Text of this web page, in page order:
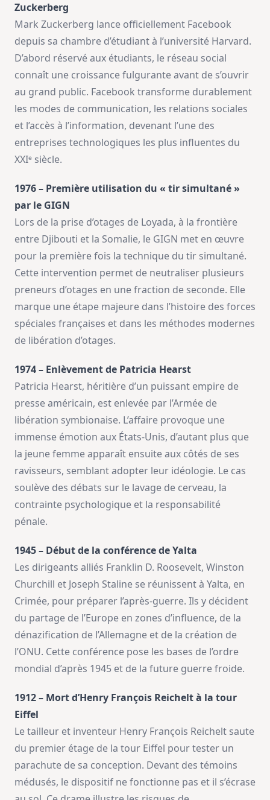
Zuckerberg
Mark Zuckerberg lance officiellement Facebook
depuis sa chambre d’étudiant à l’université Harvard.
D’abord réservé aux étudiants, le réseau social
connaît une croissance fulgurante avant de s’ouvrir
au grand public. Facebook transforme durablement
les modes de communication, les relations sociales
et l’accès à l’information, devenant l’une des
entreprises technologiques les plus influentes du
XXIᵉ siècle.
1976 – Première utilisation du « tir simultané »
par le GIGN
Lors de la prise d’otages de Loyada, à la frontière
entre Djibouti et la Somalie, le GIGN met en œuvre
pour la première fois la technique du tir simultané.
Cette intervention permet de neutraliser plusieurs
preneurs d’otages en une fraction de seconde. Elle
marque une étape majeure dans l’histoire des forces
spéciales françaises et dans les méthodes modernes
de libération d’otages.
1974 – Enlèvement de Patricia Hearst
Patricia Hearst, héritière d’un puissant empire de
presse américain, est enlevée par l’Armée de
libération symbionaise. L’affaire provoque une
immense émotion aux États-Unis, d’autant plus que
la jeune femme apparaît ensuite aux côtés de ses
ravisseurs, semblant adopter leur idéologie. Le cas
soulève des débats sur le lavage de cerveau, la
contrainte psychologique et la responsabilité
pénale.
1945 – Début de la conférence de Yalta
Les dirigeants alliés Franklin D. Roosevelt, Winston
Churchill et Joseph Staline se réunissent à Yalta, en
Crimée, pour préparer l’après-guerre. Ils y décident
du partage de l’Europe en zones d’influence, de la
dénazification de l’Allemagne et de la création de
l’ONU. Cette conférence pose les bases de l’ordre
mondial d’après 1945 et de la future guerre froide.
1912 – Mort d’Henry François Reichelt à la tour
Eiffel
Le tailleur et inventeur Henry François Reichelt saute
du premier étage de la tour Eiffel pour tester un
parachute de sa conception. Devant des témoins
médusés, le dispositif ne fonctionne pas et il s’écrase